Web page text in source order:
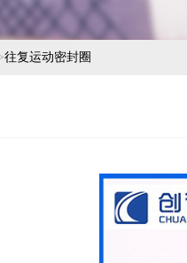
往复运动密封圈